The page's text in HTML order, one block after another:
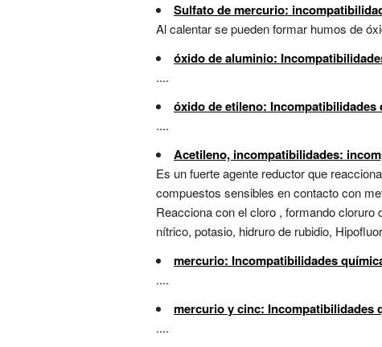
Sulfato de mercurio:
Al calentar se pueden formar humos de
óxido de aluminio:
....
óxido de etileno: Incompatibilidades
....
Acetileno, incompatibilidades:
Es un fuerte agente reductor que
compuestos sensibles en contacto con
Reacciona con el cloro , formando
nítrico, potasio, hidruro de rubidio,
mercurio: Incompatibilidades
....
mercurio y cinc: Incompatibilidades
....